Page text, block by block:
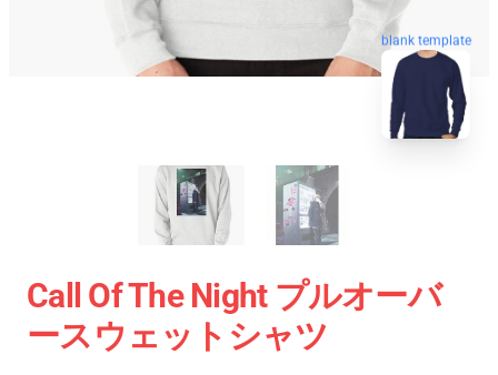
blank template
Call Of The Night プルオーバ
ースウェットシャツ